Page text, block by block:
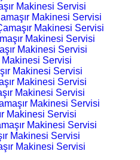
Makinesi Servisi
Makinesi Servisi
Makinesi Servisi
Makinesi Servisi
Makinesi Servisi
Makinesi Servisi
Makinesi Servisi
Makinesi Servisi
Makinesi Servisi
Makinesi Servisi
Makinesi Servisi
Makinesi Servisi
Makinesi Servisi
Makinesi Servisi